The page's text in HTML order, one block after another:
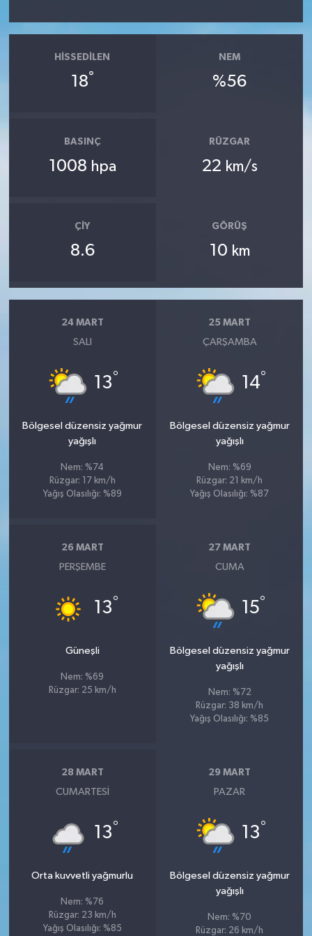
HISSEDILEN
18°
NEM
%56
BASINÇ
1008 hpa
RÜZGAR
22 km/s
ÇIY
8.6
GÖRÜŞ
10 km
24 MART
SALI
13°
Bölgesel düzensiz yağmur
yağışlı
Nem: %74
Rüzgar: 17 km/h
Yağış Olasılığı: %89
25 MART
ÇARŞAMBA
14°
Bölgesel düzensiz yağmur
yağışlı
Nem: %69
Rüzgar: 21 km/h
Yağış Olasılığı: %87
26 MART
PERŞEMBE
13°
Güneşli
Nem: %69
Rüzgar: 25 km/h
27 MART
CUMA
15°
Bölgesel düzensiz yağmur
yağışlı
Nem: %72
Rüzgar: 38 km/h
Yağış Olasılığı: %85
28 MART
CUMARTESI
13°
Orta kuvvetli yağmurlu
Nem: %76
Rüzgar: 23 km/h
Yağış Olasılığı: %85
29 MART
PAZAR
13°
Bölgesel düzensiz yağmur
yağışlı
Nem: %70
Rüzgar: 26 km/h